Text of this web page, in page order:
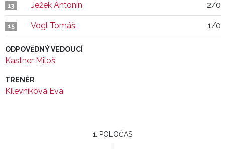
13 Ježek Antonín 2/0
15 Vogl Tomáš 1/0
ODPOVĚDNÝ VEDOUCÍ
Kastner Miloš
TRENÉR
Kilevníková Eva
1. POLOČAS